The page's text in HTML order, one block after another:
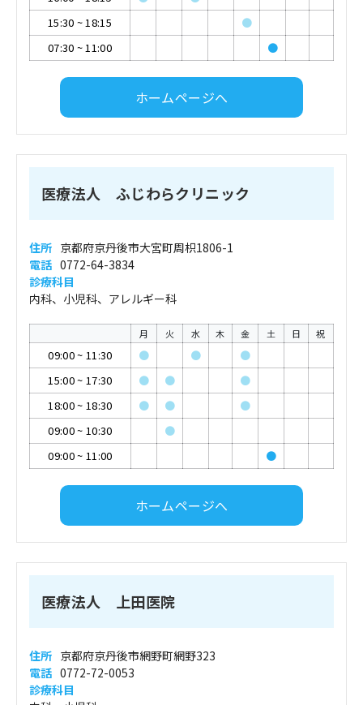
15:30 ~18:15
●
07:30 ~11:00 ●
ホームページへ
医療法人 ふじわらクリニック
住所 京都府京丹後市大宮町周枳1806-1
電話 0772-64-3834
診療科目
内科、小児科、アレルギー科
月 火 水 木 金 土 日 祝
09:00~ 11:30 ● ●
●
15:00~ 17:30 ● ●
●
18:00~ 18:30 ● ●
●
09:00~ 10:30
●
09:00~ 11:00 ●
ホームページへ
医療法人 上田医院
住所 京都府京丹後市網野町網野323
電話 0772-72-0053
診療科目